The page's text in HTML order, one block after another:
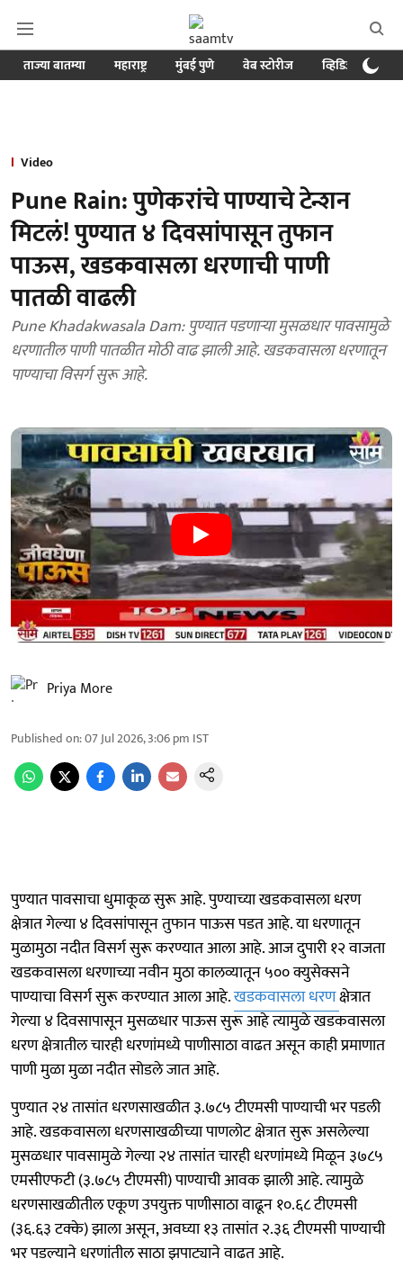
ताज्या बातम्या महाराष्ट्र मुंबई पुणे वेब स्टोरीज व्हिडिओ
Video
Pune Rain: पुणेकरांचे पाण्याचे टेन्शन
मिटलं! पुण्यात ४ दिवसांपासून तुफान
पाऊस, खडकवासला धरणाची पाणी
पातळी वाढली
Pune Khadakwasala Dam: पुण्यात पडणाऱ्या मुसळधार पावसामुळे
धरणातील पाणी पातळीत मोठी वाढ झाली आहे. खडकवासला धरणातून
पाण्याचा विसर्ग सुरू आहे.
Priya More
Published on:07 Jul 2026, 3:06 pm IST
पुण्यात पावसाचा धुमाकूळ सुरू आहे. पुण्याच्या खडकवासला धरण
क्षेत्रात गेल्या ४ दिवसांपासून तुफान पाऊस पडत आहे. या धरणातून
मुळामुठा नदीत विसर्ग सुरू करण्यात आला आहे. आज दुपारी १२ वाजता
खडकवासला धरणाच्या नवीन मुठा कालव्यातून ५०० क्युसेक्सने
पाण्याचा विसर्ग सुरू करण्यात आला आहे.खडकवासला धरणक्षेत्रात
गेल्या ४ दिवसापासून मुसळधार पाऊस सुरू आहे त्यामुळे खडकवासला
धरण क्षेत्रातील चारही धरणांमध्ये पाणीसाठा वाढत असून काही प्रमाणात
पाणी मुळा मुळा नदीत सोडले जात आहे.
पुण्यात २४ तासांत धरणसाखळीत ३.७८५ टीएमसी पाण्याची भर पडली
आहे. खडकवासला धरणसाखळीच्या पाणलोट क्षेत्रात सुरू असलेल्या
मुसळधार पावसामुळे गेल्या २४ तासांत चारही धरणांमध्ये मिळून ३७८५
एमसीएफटी (३.७८५ टीएमसी) पाण्याची आवक झाली आहे. त्यामुळे
धरणसाखळीतील एकूण उपयुक्त पाणीसाठा वाढून १०.६८ टीएमसी
(३६.६३ टक्के) झाला असून, अवघ्या १३ तासांत २.३६ टीएमसी पाण्याची
भर पडल्याने धरणांतील साठा झपाट्याने वाढत आहे.